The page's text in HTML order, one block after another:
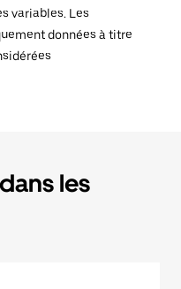
variables. Les
données à titre
les